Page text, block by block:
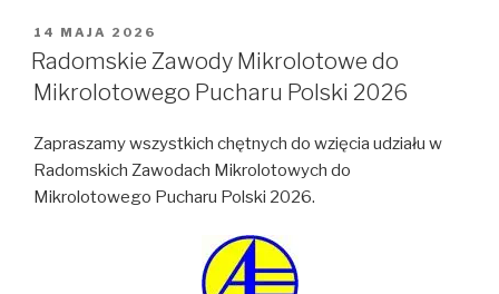
OPUBLIKOWANE
W
14 MAJA 2026
Radomskie Zawody Mikrolotowe do
Mikrolotowego Pucharu Polski 2026
Zapraszamy wszystkich chętnych do wzięcia udziału w
Radomskich Zawodach Mikrolotowych do
Mikrolotowego Pucharu Polski 2026.